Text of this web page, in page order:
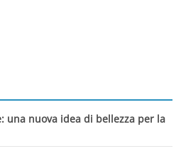
una nuova idea di bellezza per la